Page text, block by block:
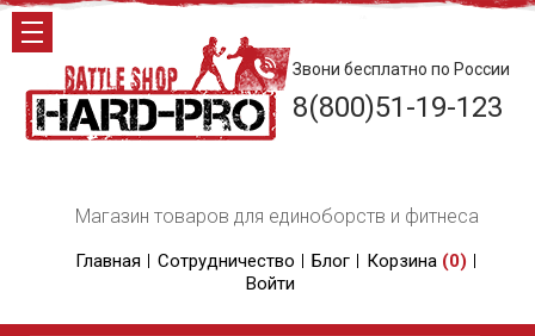
Магазин товаров для единоборств и фитнеса
Главная Сотрудничество Блог Корзина (0)
Войти
Звони бесплатно по России
8(800)51-19-123